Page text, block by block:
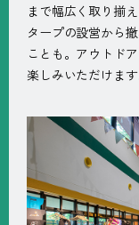
まで幅広く取り揃
タープの設営から
ことも。アウトド
楽しみいただけます